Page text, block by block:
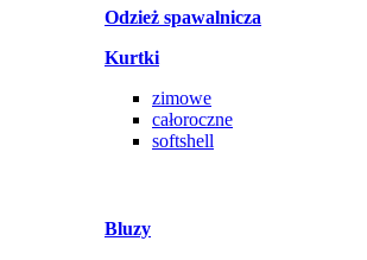
Odzież spawalnicza
Kurtki
zimowe
całoroczne
softshell
Bluzy